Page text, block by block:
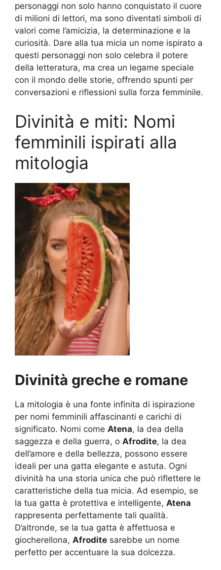
personaggi non solo hanno conquistato il cuore
di milioni di lettori, ma sono diventati simboli di
valori come l’amicizia, la determinazione e la
curiosità. Dare alla tua micia un nome ispirato a
questi personaggi non solo celebra il potere
della letteratura, ma crea un legame speciale
con il mondo delle storie, offrendo spunti per
conversazioni e riflessioni sulla forza femminile.
Divinità e miti: Nomi
femminili ispirati alla
mitologia
Divinità greche e romane
La mitologia è una fonte infinita di ispirazione
per nomi femminili affascinanti e carichi di
significato. Nomi come Atena, la dea della
saggezza e della guerra, o Afrodite, la dea
dell’amore e della bellezza, possono essere
ideali per una gatta elegante e astuta. Ogni
divinità ha una storia unica che può riflettere le
caratteristiche della tua micia. Ad esempio, se
la tua gatta è protettiva e intelligente, Atena
rappresenta perfettamente tali qualità.
D’altronde, se la tua gatta è affettuosa e
giocherellona, Afrodite sarebbe un nome
perfetto per accentuare la sua dolcezza.